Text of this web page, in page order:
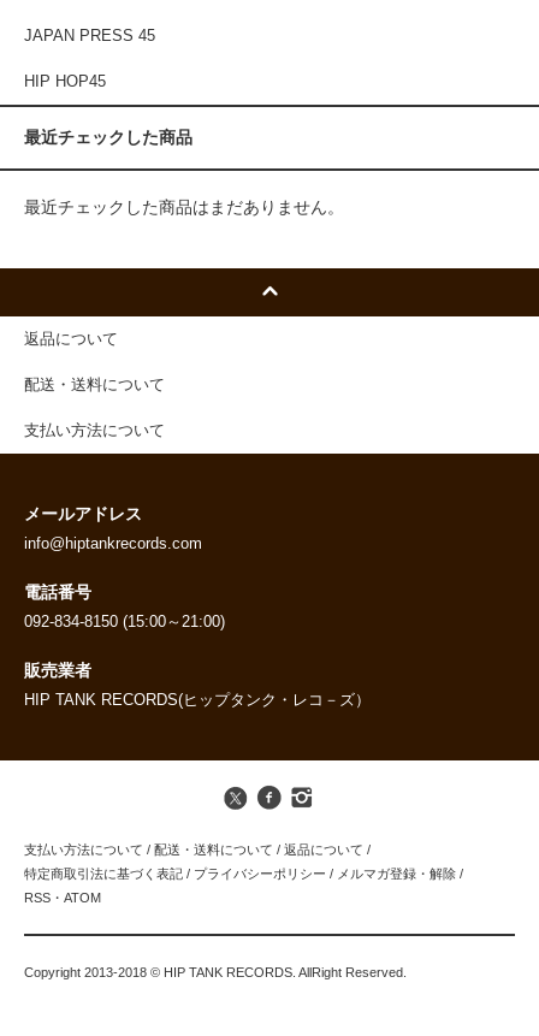
JAPAN PRESS 45
HIP HOP45
最近チェックした商品
最近チェックした商品はまだありません。
返品について
配送・送料について
支払い方法について
メールアドレス
info@hiptankrecords.com
電話番号
092-834-8150 (15:00～21:00)
販売業者
HIP TANK RECORDS(ヒップタンク・レコ－ズ）
支払い方法について / 配送・送料について / 返品について /
特定商取引法に基づく表記 / プライバシーポリシー / メルマガ登録・解除 /
RSS ・ ATOM
Copyright 2013-2018 © HIP TANK RECORDS. AllRight Reserved.